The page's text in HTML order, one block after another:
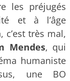
les préjugés
et à l’âge
c’est très mal,
Mendes, qui
humaniste
une BO